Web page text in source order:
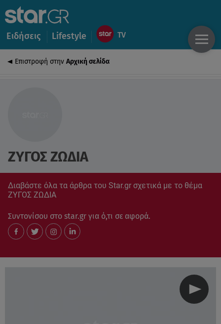
Ειδήσεις Lifestyle
Επιστροφή στην Αρχική σελίδα
ΖΥΓΟΣ ΖΩΔΙΑ
Διαβάστε όλα τα άρθρα του Star.gr σχετικά με το θέμα
ΖΥΓΟΣ ΖΩΔΙΑ
Συντονίσου στο star.gr για ό,τι σε αφορά.